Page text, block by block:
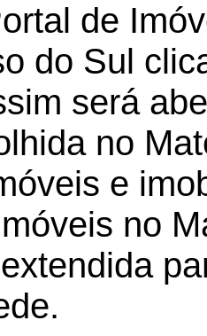
de
do Sul
será
no
e
no